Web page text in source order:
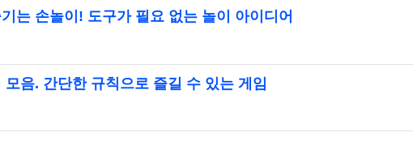
는 손놀이! 도구가 필요 없는 놀이 아이디어
음. 간단한 규칙으로 즐길 수 있는 게임